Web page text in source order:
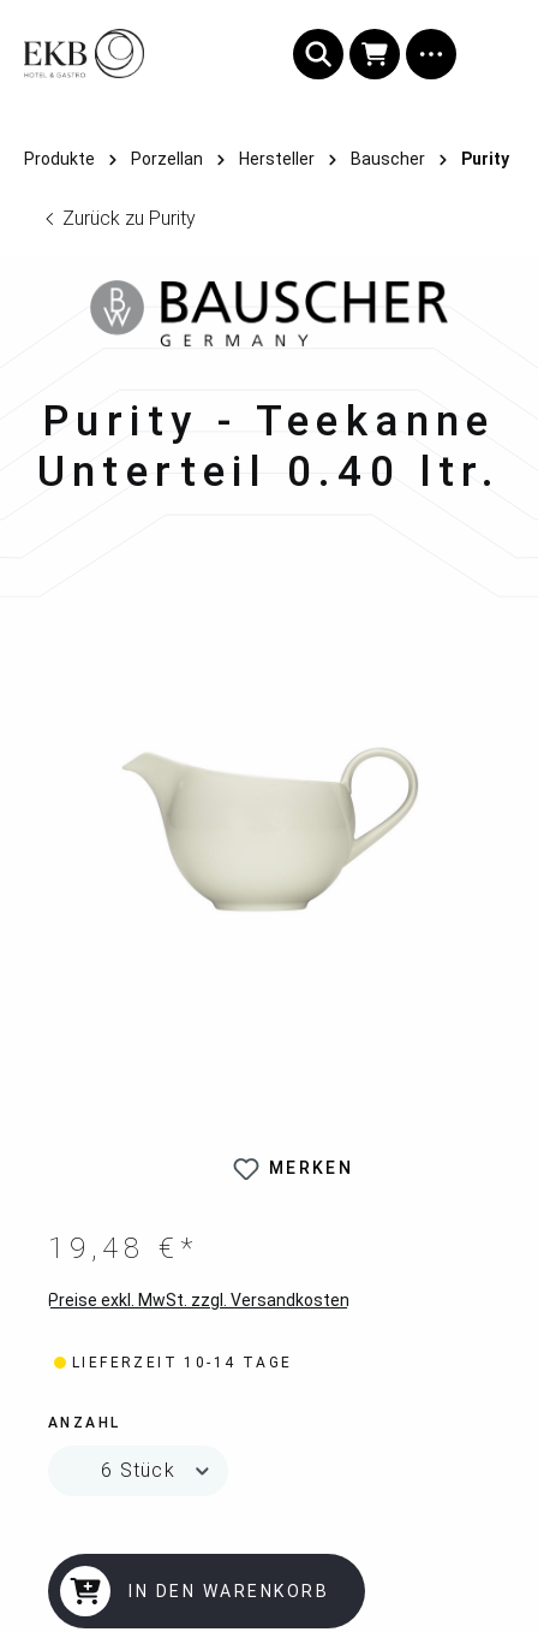
Produkte Porzellan Hersteller Bauscher Purity
Zurück zu Purity
Bauscher
Purity - Teekanne
Unterteil 0.40 ltr.
MERKEN
19,48 €*
Preise exkl. MwSt. zzgl. Versandkosten
LIEFERZEIT 10-14 TAGE
ANZAHL
IN DEN WARENKORB